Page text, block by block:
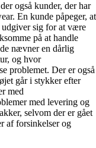
også kunder, der har
En kunde påpeger, at
udgiver sig for at være
på at handle
nævner en dårlig
og hvor
problemet. Der er også
går i stykker efter
med
med levering og
selvom der er gået
af forsinkelser og